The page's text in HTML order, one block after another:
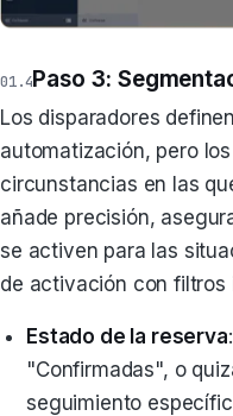
Paso 3:
Los disparadores
automatización, pero
circunstancias en las
añade precisión,
se activen para las
de activación con filtros
Estado de la reserva
"Confirmadas", o
seguimiento